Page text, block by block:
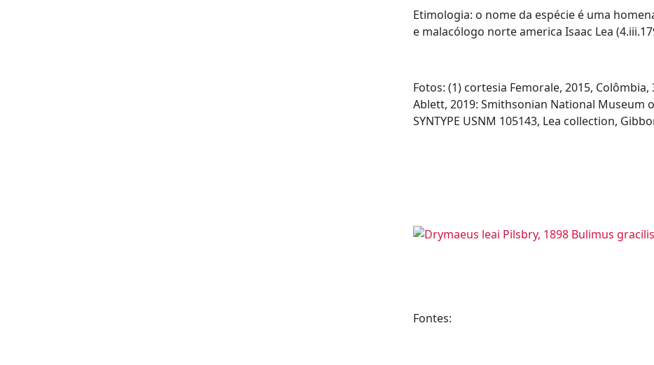
Etimologia: o nome da espécie é uma
e malacólogo norte america Isaac Lea
Fotos: (1) cortesia Femorale, 2015,
Ablett, 2019: Smithsonian National Museum
SYNTYPE USNM 105143, Lea collection,
Fontes: